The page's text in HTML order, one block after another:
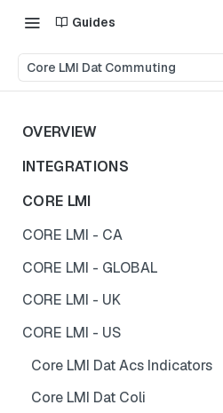
Guides
Core LMI Dat Commuting
OVERVIEW
Important Note
INTEGRATIONS
Shares
CORE LMI
CORE LMI - CA
Core LMI Dat Demog
Core LMI Dat Ed
Core LMI Dat Ind
Core LMI Dat Occ
Core LMI Dat Unemp Ind
CORE LMI - GLOBAL
Core LMI Detailed Dat Ind
Core LMI Detailed Dat Occ
Core LMI Detailed Dim Ind
Core LMI Detailed Dim Occ
CORE LMI - UK
Core LMI Dat Demog
Core LMI Dat Econ Activity
Core LMI Dat Ind
CORE LMI - US
Core LMI Dat Acs Indicators
Core LMI Dat Coli